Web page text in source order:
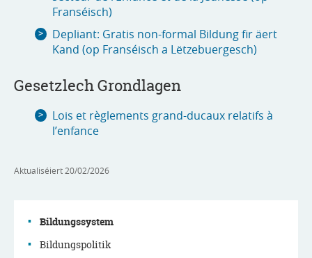
Franséisch)
Depliant: Gratis non-formal Bildung fir äert
Kand (op Franséisch a Lëtzebuergesch)
Gesetzlech Grondlagen
Lois et règlements grand-ducaux relatifs à
l’enfance
Aktualiséiert 20/02/2026
Bildungssystem
Bildungspolitik